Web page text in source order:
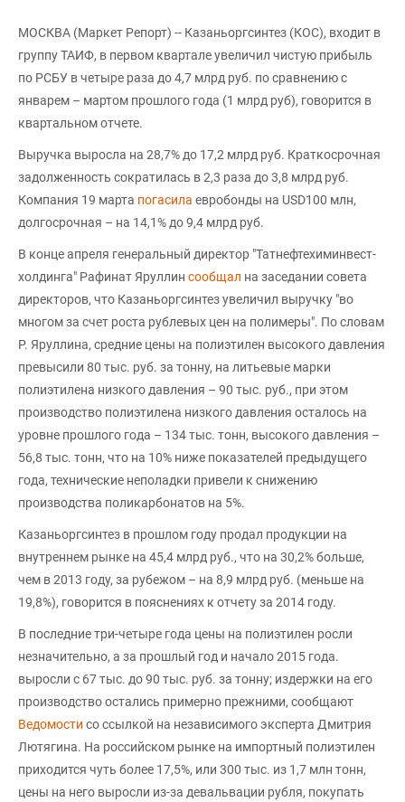
МОСКВА (Маркет Репорт) -- Казаньоргсинтез (КОС), входит в
группу ТАИФ, в первом квартале увеличил чистую прибыль
по РСБУ в четыре раза до 4,7 млрд руб. по сравнению с
январем – мартом прошлого года (1 млрд руб), говорится в
квартальном отчете.
Выручка выросла на 28,7% до 17,2 млрд руб. Краткосрочная
задолженность сократилась в 2,3 раза до 3,8 млрд руб.
Компания 19 марта погасила евробонды на USD100 млн,
долгосрочная – на 14,1% до 9,4 млрд руб.
В конце апреля генеральный директор "Татнефтехиминвест-
холдинга" Рафинат Яруллин сообщал на заседании совета
директоров, что Казаньоргсинтез увеличил выручку "во
многом за счет роста рублевых цен на полимеры". По словам
Р. Яруллина, средние цены на полиэтилен высокого давления
превысили 80 тыс. руб. за тонну, на литьевые марки
полиэтилена низкого давления – 90 тыс. руб., при этом
производство полиэтилена низкого давления осталось на
уровне прошлого года – 134 тыс. тонн, высокого давления –
56,8 тыс. тонн, что на 10% ниже показателей предыдущего
года, технические неполадки привели к снижению
производства поликарбонатов на 5%.
Казаньоргсинтез в прошлом году продал продукции на
внутреннем рынке на 45,4 млрд руб., что на 30,2% больше,
чем в 2013 году, за рубежом – на 8,9 млрд руб. (меньше на
19,8%), говорится в пояснениях к отчету за 2014 году.
В последние три-четыре года цены на полиэтилен росли
незначительно, а за прошлый год и начало 2015 года.
выросли с 67 тыс. до 90 тыс. руб. за тонну; издержки на его
производство остались примерно прежними, сообщают
Ведомости со ссылкой на независимого эксперта Дмитрия
Лютягина. На российском рынке на импортный полиэтилен
приходится чуть более 17,5%, или 300 тыс. из 1,7 млн тонн,
цены на него выросли из-за девальвации рубля, покупать